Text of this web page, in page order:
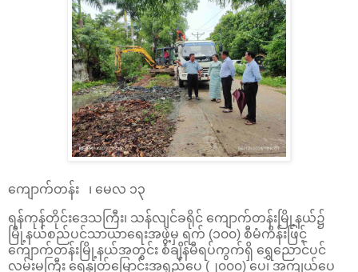
ကျောက်တန်း ၊ မေလ ၁၃
ရန်ကုန်တိုင်းဒေသကြီး၊ သန်လျင်ခရိုင် ကျောက်တန်းမြို့နယ်၌
မြို့နယ်စည်ပင်သာယာရေးအဖွဲ့မှ ရက် (၁၀၀) စီမံကိန်းဖြင့်
ကျောက်တန်းမြို့နယ်အတွင်း စံချိန်မီရပ်ကွက်ရှိ ရွှေညောင်ပင်
လမ်းမကြီး ရေနှုတ်မြောင်းအရှည်ပေ (၂၀၀၀) ပေ၊ အကျယ်ပေ